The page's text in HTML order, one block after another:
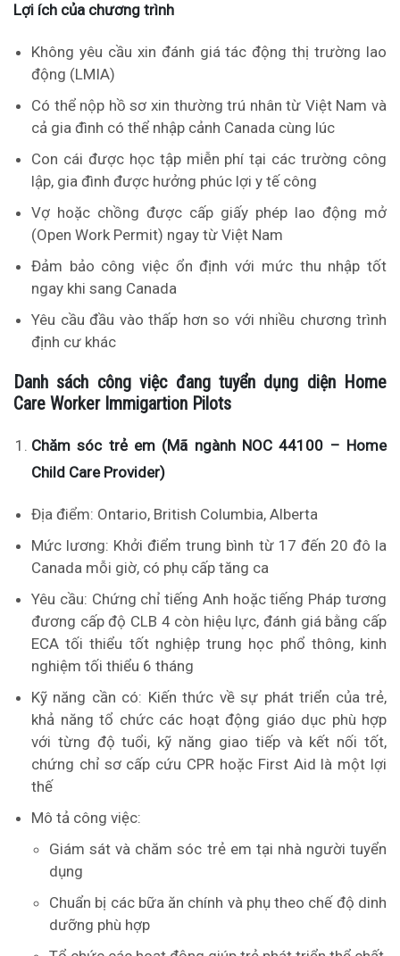
Lợi ích của chương trình
Không yêu cầu xin đánh giá tác động thị trường lao
động (LMIA)
Có thể nộp hồ sơ xin thường trú nhân từ Việt Nam và
cả gia đình có thể nhập cảnh Canada cùng lúc
Con cái được học tập miễn phí tại các trường công
lập, gia đình được hưởng phúc lợi y tế công
Vợ hoặc chồng được cấp giấy phép lao động mở
(Open Work Permit) ngay từ Việt Nam
Đảm bảo công việc ổn định với mức thu nhập tốt
ngay khi sang Canada
Yêu cầu đầu vào thấp hơn so với nhiều chương trình
định cư khác
Danh sách công việc đang tuyển dụng diện Home
Care Worker Immigartion Pilots
Chăm sóc trẻ em (Mã ngành NOC 44100 – Home
Child Care Provider)
Địa điểm: Ontario, British Columbia, Alberta
Mức lương: Khởi điểm trung bình từ 17 đến 20 đô la
Canada mỗi giờ, có phụ cấp tăng ca
Yêu cầu: Chứng chỉ tiếng Anh hoặc tiếng Pháp tương
đương cấp độ CLB 4 còn hiệu lực, đánh giá bằng cấp
ECA tối thiểu tốt nghiệp trung học phổ thông, kinh
nghiệm tối thiểu 6 tháng
Kỹ năng cần có: Kiến thức về sự phát triển của trẻ,
khả năng tổ chức các hoạt động giáo dục phù hợp
với từng độ tuổi, kỹ năng giao tiếp và kết nối tốt,
chứng chỉ sơ cấp cứu CPR hoặc First Aid là một lợi
thế
Mô tả công việc:
Giám sát và chăm sóc trẻ em tại nhà người tuyển
dụng
Chuẩn bị các bữa ăn chính và phụ theo chế độ dinh
dưỡng phù hợp